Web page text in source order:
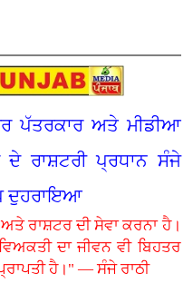
ਪੱਤਰਕਾਰ ਅਤੇ ਮੀਡੀਆ
ਰਾਸ਼ਟਰੀ ਪ੍ਰਧਾਨ ਸੰਜੇ
ਦੁਹਰਾਇਆ
ਰਾਸ਼ਟਰ ਦੀ ਸੇਵਾ ਕਰਨਾ ਹੈ।
ਦਾ ਜੀਵਨ ਵੀ ਬਿਹਤਰ
ਹੈ।" — ਸੰਜੇ ਰਾਠੀ